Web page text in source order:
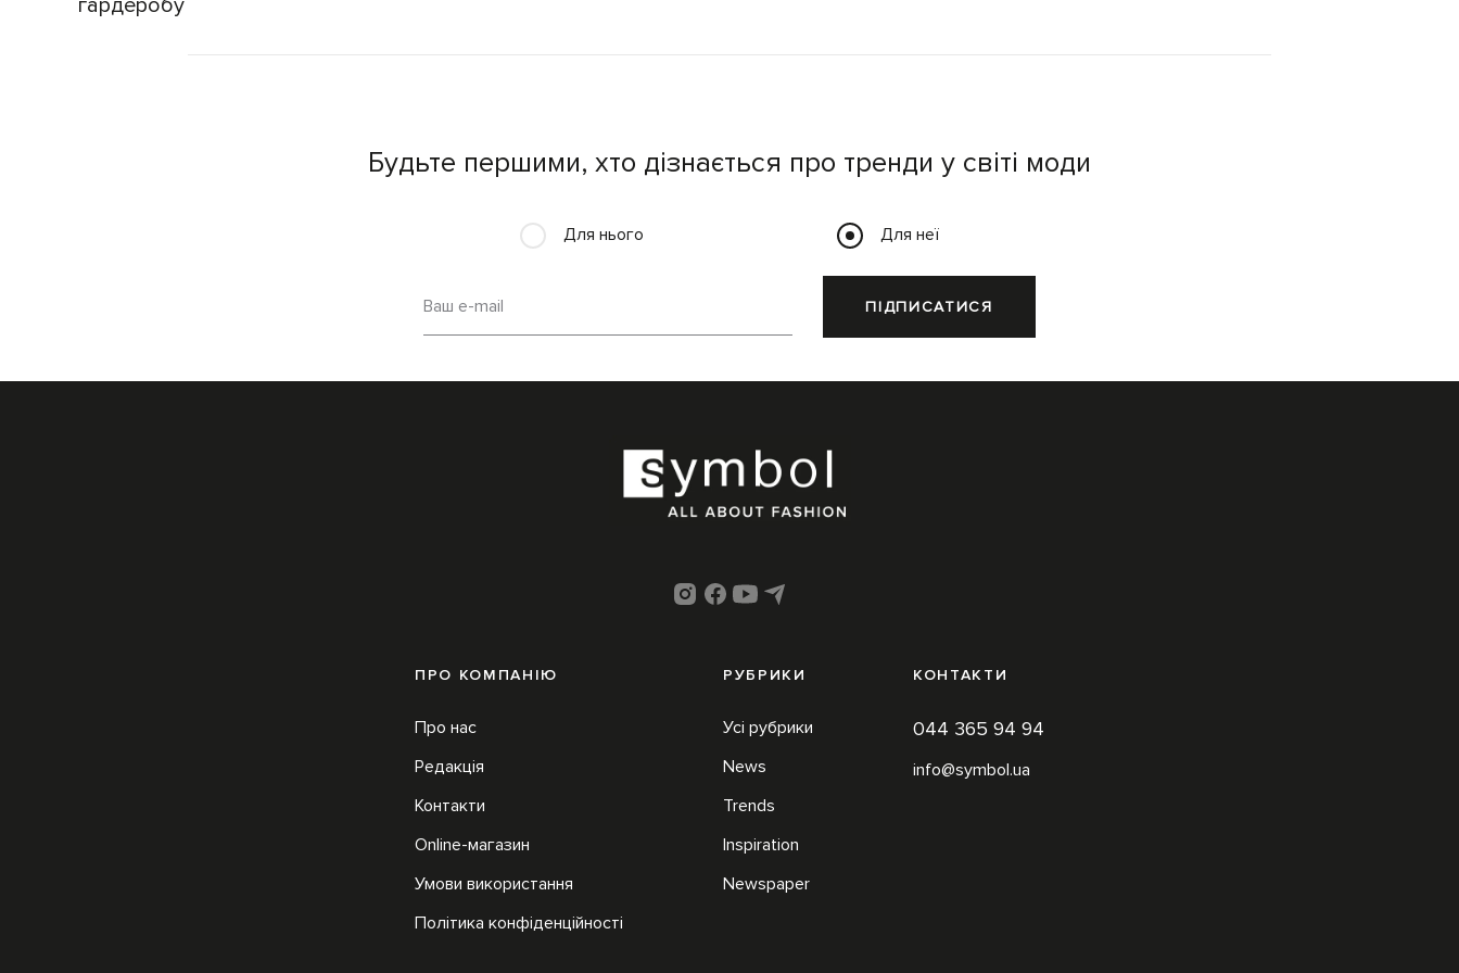
Будьте першими, хто дізнається про тренди у світі моди
Для нього Для неї
Ваш e-mail ПІДПИСАТИСЯ
ПРО КОМПАНІЮ
Про нас
Редакція
Контакти
Online-магазин
Умови використання
Політика конфіденційності
РУБРИКИ
Усі рубрики
News
Trends
Inspiration
Newspaper
КОНТАКТИ
044 365 94 94
info@symbol.ua